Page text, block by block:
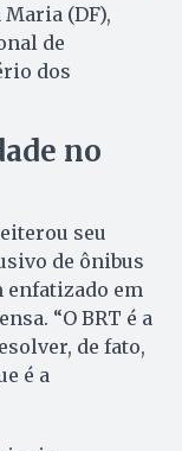
(DF),
de
dos
no
seu
de ônibus
enfatizado em
“O BRT é a
de fato,
é a